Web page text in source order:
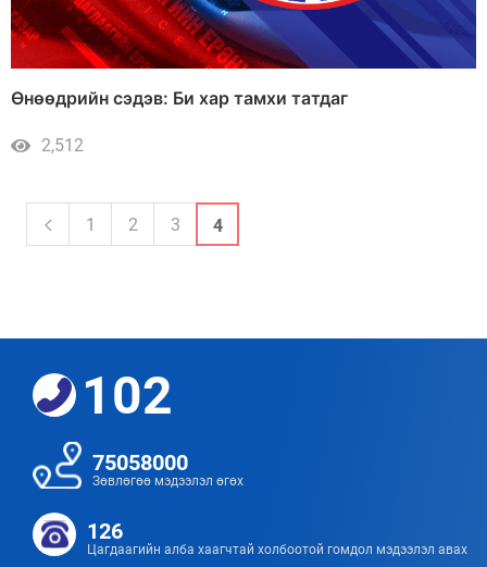
Өнөөдрийн сэдэв: Би хар тамхи татдаг
2,512
1 2 3 4
102
75058000
Зөвлөгөө мэдээлэл өгөх
126
Цагдаагийн алба хаагчтай холбоотой гомдол мэдээлэл авах